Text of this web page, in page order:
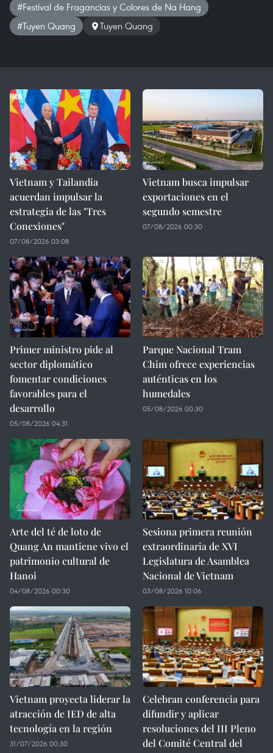
#Festival de Fragancias y Colores de Na Hang
#Tuyen Quang
Tuyen Quang
Vietnam y Tailandia
acuerdan impulsar la
estrategia de las "Tres
Conexiones"
07/08/2026 03:08
Vietnam busca impulsar
exportaciones en el
segundo semestre
07/08/2026 00:30
Primer ministro pide al
sector diplomático
fomentar condiciones
favorables para el
desarrollo
05/08/2026 04:31
Parque Nacional Tram
Chim ofrece experiencias
auténticas en los
humedales
05/08/2026 00:30
Arte del té de loto de
Quang An mantiene vivo el
patrimonio cultural de
Hanoi
04/08/2026 00:30
Sesiona primera reunión
extraordinaria de XVI
Legislatura de Asamblea
Nacional de Vietnam
03/08/2026 10:06
Vietnam proyecta liderar la
atracción de IED de alta
tecnología en la región
31/07/2026 00:30
Celebran conferencia para
difundir y aplicar
resoluciones del III Pleno
del Comité Central del